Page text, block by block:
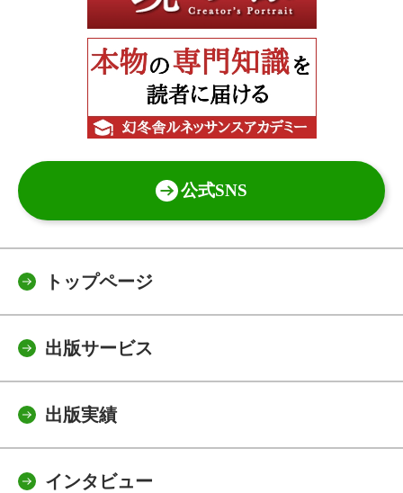
公式SNS
トップページ
出版サービス
出版実績
インタビュー